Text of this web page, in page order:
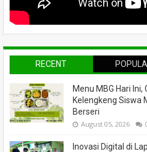
RECENT
Menu MBG Hari
Kelengkeng Siswa
Berseri
August 05, 2026
Inovasi Digital di